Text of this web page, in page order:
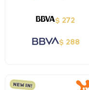
$ 272
$ 288